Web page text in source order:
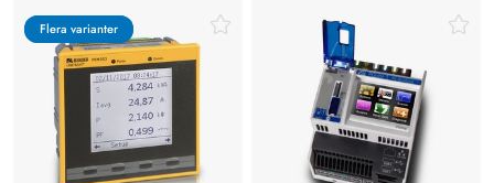
Flera varianter
Flera varianter